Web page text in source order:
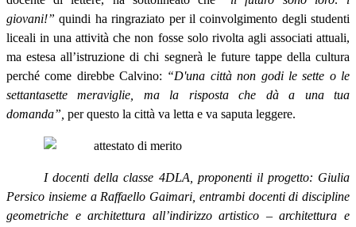
giovani!” quindi ha ringraziato per il coinvolgimento degli studenti
liceali in una attività che non fosse solo rivolta agli associati attuali,
ma estesa all’istruzione di chi segnerà le future tappe della cultura
perché come direbbe Calvino: “D'una città non godi le sette o le
settantasette meraviglie, ma la risposta che dà a una tua
domanda”, per questo la città va letta e va saputa leggere.
I docenti della classe 4DLA, proponenti il progetto: Giulia
Persico insieme a Raffaello Gaimari, entrambi docenti di discipline
geometriche e architettura all’indirizzo artistico – architettura e